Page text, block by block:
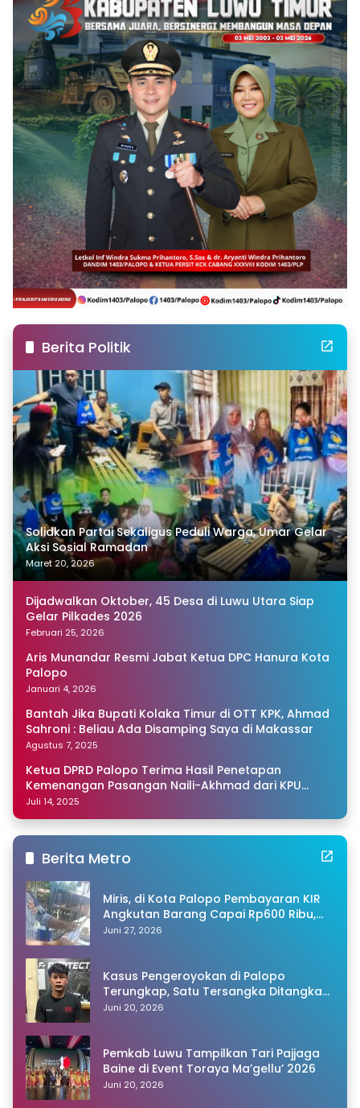
Berita Politik
Solidkan Partai Sekaligus Peduli Warga, Umar Gelar
Aksi Sosial Ramadan
Maret 20, 2026
Dijadwalkan Oktober, 45 Desa di Luwu Utara Siap
Gelar Pilkades 2026
Februari 25, 2026
Aris Munandar Resmi Jabat Ketua DPC Hanura Kota
Palopo
Januari 4, 2026
Bantah Jika Bupati Kolaka Timur di OTT KPK, Ahmad
Sahroni : Beliau Ada Disamping Saya di Makassar
Agustus 7, 2025
Ketua DPRD Palopo Terima Hasil Penetapan
Kemenangan Pasangan Naili-Akhmad dari KPU
Sulsel
Juli 14, 2025
Berita Metro
Miris, di Kota Palopo Pembayaran KIR
Angkutan Barang Capai Rp600 Ribu,
Warganet Pertanyakan Dugaan Pungli
Juni 27, 2026
Kasus Pengeroyokan di Palopo
Terungkap, Satu Tersangka Ditangkap
Polisi
Juni 20, 2026
Pemkab Luwu Tampilkan Tari Pajjaga
Baine di Event Toraya Ma’gellu’ 2026
Juni 20, 2026